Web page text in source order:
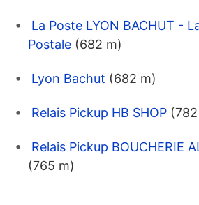
La Poste LYON BACHUT -
Postale (682 m)
Lyon Bachut (682 m)
Relais Pickup HB SHOP
Relais Pickup BOUCHERIE
(765 m)